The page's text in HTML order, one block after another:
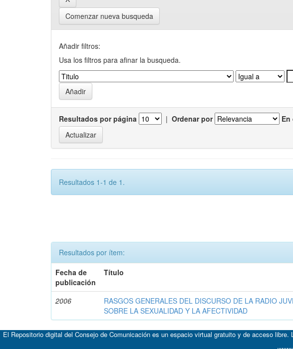
Comenzar nueva busqueda
Añadir filtros:
Usa los filtros para afinar la busqueda.
Resultados por página | Ordenar por En
Resultados 1-1 de 1.
Resultados por ítem:
Fecha de
publicación
Título
2006
RASGOS GENERALES DEL DISCURSO DE LA RADIO
SOBRE LA SEXUALIDAD Y LA AFECTIVIDAD
El Repositorio digital del Consejo de Comunicación es un espacio virtual gratuito y de acceso